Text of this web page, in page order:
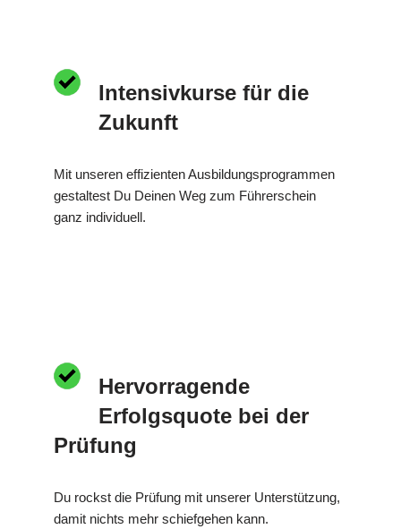
Intensivkurse für die
Zukunft
Mit unseren effizienten Ausbildungsprogrammen
gestaltest Du Deinen Weg zum Führerschein
ganz individuell.
Hervorragende
Erfolgsquote bei der
Prüfung
Du rockst die Prüfung mit unserer Unterstützung,
damit nichts mehr schiefgehen kann.